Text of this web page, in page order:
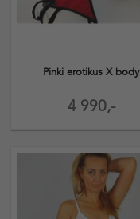
4 990,-
Pinki erotikus X body